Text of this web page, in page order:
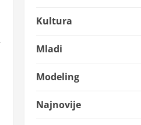
Kultura
Mladi
Modeling
Najnovije